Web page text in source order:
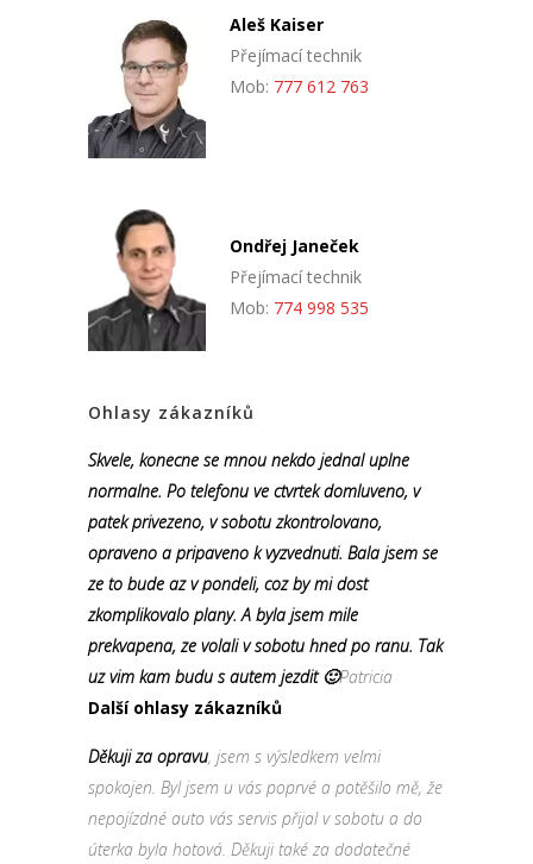
Aleš Kaiser
Přejímací technik
Mob: 777 612 763
Ondřej Janeček
Přejímací technik
Mob: 774 998 535
Ohlasy zákazníků
Skvele, konecne se mnou nekdo jednal uplne
normalne. Po telefonu ve ctvrtek domluveno, v
patek privezeno, v sobotu zkontrolovano,
opraveno a pripaveno k vyzvednuti. Bala jsem se
ze to bude az v pondeli, coz by mi dost
zkomplikovalo plany. A byla jsem mile
prekvapena, ze volali v sobotu hned po ranu. Tak
uz vim kam budu s autem jezdit 🙂Patricia
Další ohlasy zákazníků
Děkuji za opravu, jsem s výsledkem velmi
spokojen. Byl jsem u vás poprvé a potěšilo mě, že
nepojízdné auto vás servis přijal v sobotu a do
úterka byla hotová. Děkuji také za dodatečné